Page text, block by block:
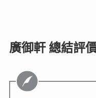
廣御軒 總結評